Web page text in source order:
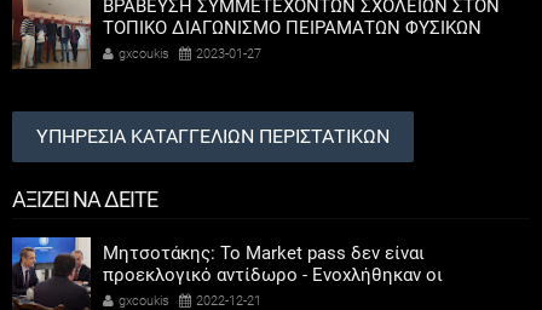
ΒΡΑΒΕΥΣΗ ΣΥΜΜΕΤΕΧΟΝΤΩΝ ΣΧΟΛΕΙΩΝ ΣΤΟΝ
ΤΟΠΙΚΟ ΔΙΑΓΩΝΙΣΜΟ ΠΕΙΡΑΜΑΤΩΝ ΦΥΣΙΚΩΝ
ΕΠΙΣΤΗΜΩΝ
gxcoukis 2023-01-27
ΥΠΗΡΕΣΙΑ ΚΑΤΑΓΓΕΛΙΩΝ ΠΕΡΙΣΤΑΤΙΚΩΝ
ΑΞΙΖΕΙ ΝΑ ΔΕΙΤΕ
Μητσοτάκης: Το Market pass δεν είναι
προεκλογικό αντίδωρο - Ενοχλήθηκαν οι
αριστεροί του χαβιαριού
gxcoukis 2022-12-21